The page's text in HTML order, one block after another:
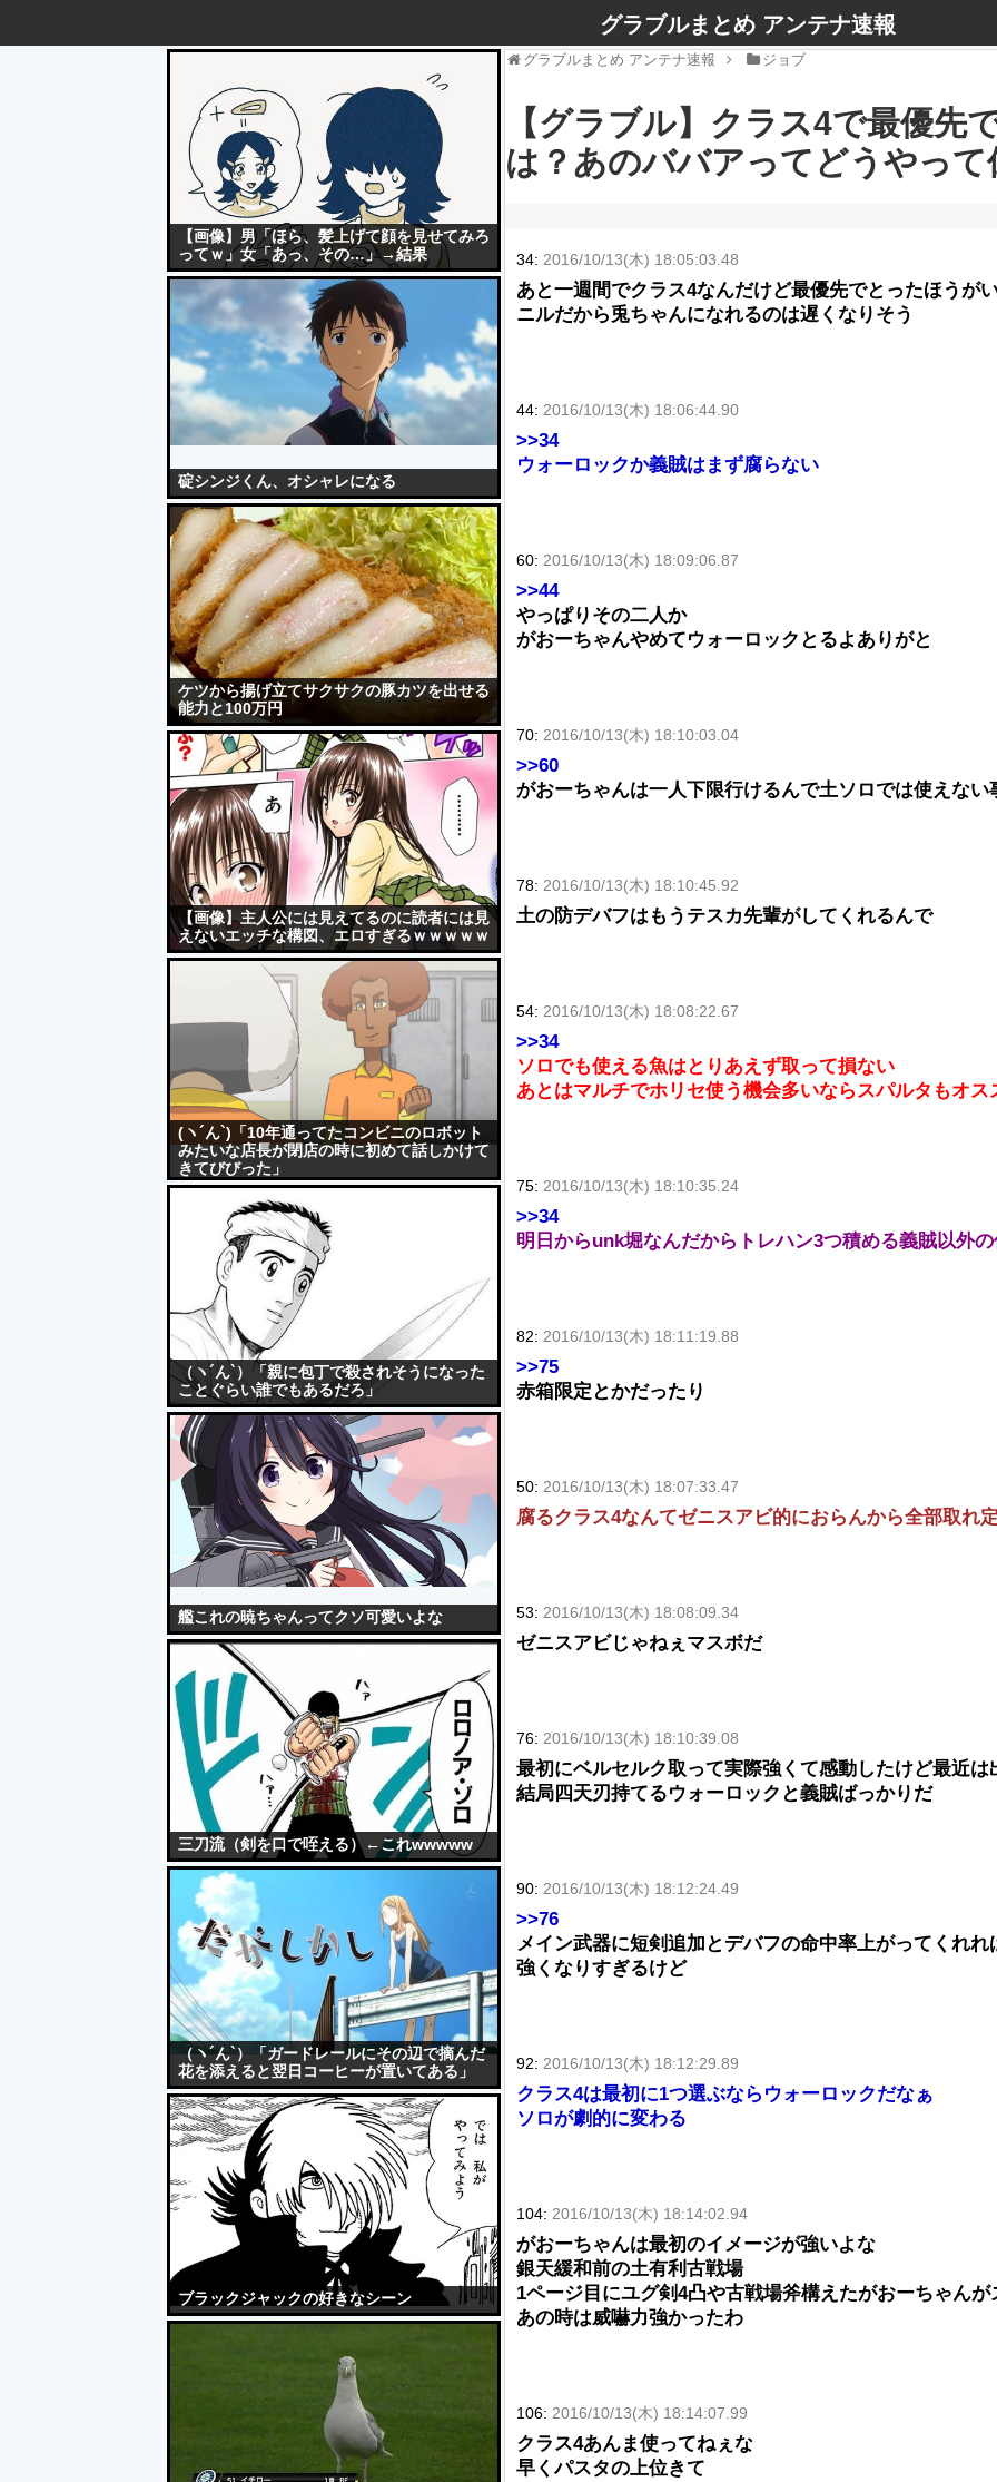
グラブルまとめ アンテナ速報
グラブルまとめ アンテナ速報 ジョブ
【グラブル】クラス4で最優先
は？あのババアってどうやって
34: 2016/10/13(木) 18:05:03.48
あと一週間でクラス4なんだけど最優先でとったほうが
ニルだから兎ちゃんになれるのは遅くなりそう
44: 2016/10/13(木) 18:06:44.90
>>34
ウォーロックか義賊はまず腐らない
60: 2016/10/13(木) 18:09:06.87
>>44
やっぱりその二人か
がおーちゃんやめてウォーロックとるよありがと
70: 2016/10/13(木) 18:10:03.04
>>60
がおーちゃんは一人下限行けるんで土ソロでは使えない
78: 2016/10/13(木) 18:10:45.92
土の防デバフはもうテスカ先輩がしてくれるんで
54: 2016/10/13(木) 18:08:22.67
>>34
ソロでも使える魚はとりあえず取って損ない
あとはマルチでホリセ使う機会多いならスパルタもオス
75: 2016/10/13(木) 18:10:35.24
>>34
明日からunk堀なんだからトレハン3つ積める義賊以外
82: 2016/10/13(木) 18:11:19.88
>>75
赤箱限定とかだったり
50: 2016/10/13(木) 18:07:33.47
腐るクラス4なんてゼニスアビ的におらんから全部取れ
53: 2016/10/13(木) 18:08:09.34
ゼニスアビじゃねぇマスボだ
76: 2016/10/13(木) 18:10:39.08
最初にベルセルク取って実際強くて感動したけど最近は
結局四天刃持てるウォーロックと義賊ばっかりだ
90: 2016/10/13(木) 18:12:24.49
>>76
メイン武器に短剣追加とデバフの命中率上がってくれれ
強くなりすぎるけど
92: 2016/10/13(木) 18:12:29.89
クラス4は最初に1つ選ぶならウォーロックだなぁ
ソロが劇的に変わる
104: 2016/10/13(木) 18:14:02.94
がおーちゃんは最初のイメージが強いよな
銀天緩和前の土有利古戦場
1ページ目にユグ剣4凸や古戦場斧構えたがおーちゃんが
あの時は威嚇力強かったわ
106: 2016/10/13(木) 18:14:07.99
クラス4あんま使ってねぇな
早くパスタの上位きて
【画像】男「ほら、髪上げて顔を見せてみろ
ってｗ」女「あっ、その…」→結果
碇シンジくん、オシャレになる
ケツから揚げ立てサクサクの豚カツを出せる
能力と100万円
【画像】主人公には見えてるのに読者には見
えないエッチな構図、エロすぎるｗｗｗｗｗ
(ヽ´ん`)「10年通ってたコンビニのロボット
みたいな店長が閉店の時に初めて話しかけて
きてびびった」
（ヽ´ん`）「親に包丁で殺されそうになった
ことぐらい誰でもあるだろ」
艦これの暁ちゃんってクソ可愛いよな
三刀流（剣を口で咥える）←これwwwww
（ヽ´ん`）「ガードレールにその辺で摘んだ
花を添えると翌日コーヒーが置いてある」
ブラックジャックの好きなシーン